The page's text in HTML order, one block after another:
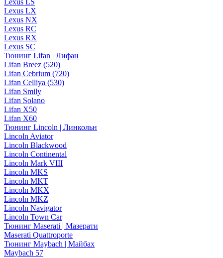
Lexus LS
Lexus LX
Lexus NX
Lexus RC
Lexus RX
Lexus SC
Тюнинг Lifan | Лифан
Lifan Breez (520)
Lifan Cebrium (720)
Lifan Celliya (530)
Lifan Smily
Lifan Solano
Lifan X50
Lifan X60
Тюнинг Lincoln | Линкольн
Lincoln Aviator
Lincoln Blackwood
Lincoln Continental
Lincoln Mark VIII
Lincoln MKS
Lincoln MKT
Lincoln MKX
Lincoln MKZ
Lincoln Navigator
Lincoln Town Car
Тюнинг Maserati | Мазерати
Maserati Quattroporte
Тюнинг Maybach | Майбах
Maybach 57